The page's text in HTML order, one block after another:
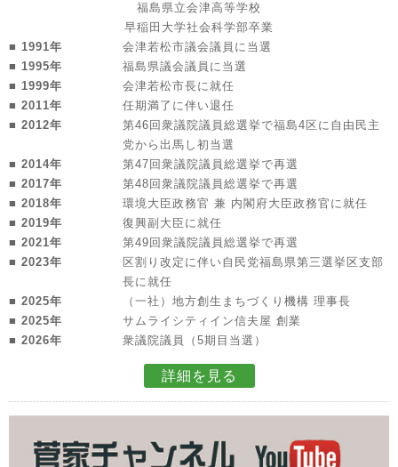
福島県立会津高等学校
早稲田大学社会科学部卒業
■ 1991年
会津若松市議会議員に当選
■ 1995年
福島県議会議員に当選
■ 1999年
会津若松市長に就任
■ 2011年
任期満了に伴い退任
■ 2012年
第46回衆議院議員総選挙で福島4区に自由民主
党から出馬し初当選
■ 2014年
第47回衆議院議員総選挙で再選
■ 2017年
第48回衆議院議員総選挙で再選
■ 2018年
環境大臣政務官 兼 内閣府大臣政務官に就任
■ 2019年
復興副大臣に就任
■ 2021年
第49回衆議院議員総選挙で再選
■ 2023年
区割り改定に伴い自民党福島県第三選挙区支部
長に就任
■ 2025年
（一社）地方創生まちづくり機構 理事長
■ 2025年
サムライシティイン信夫屋 創業
■ 2026年
衆議院議員（5期目当選）
詳細を見る